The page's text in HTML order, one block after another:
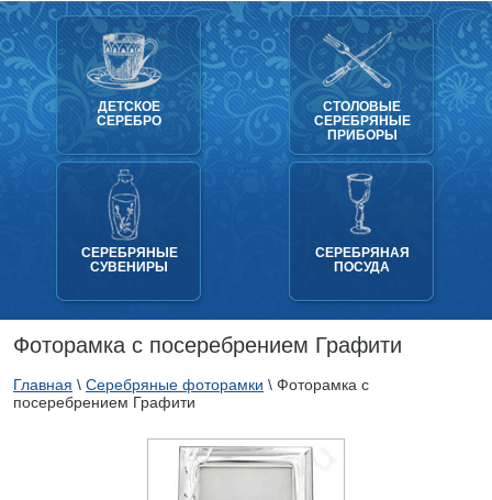
ДЕТСКОЕ
СЕРЕБРО
СТОЛОВЫЕ
СЕРЕБРЯНЫЕ
ПРИБОРЫ
СЕРЕБРЯНЫЕ
СУВЕНИРЫ
СЕРЕБРЯНАЯ
ПОСУДА
Фоторамка с посеребрением Графити
Главная \ Серебряные фоторамки \ Фоторамка с
посеребрением Графити